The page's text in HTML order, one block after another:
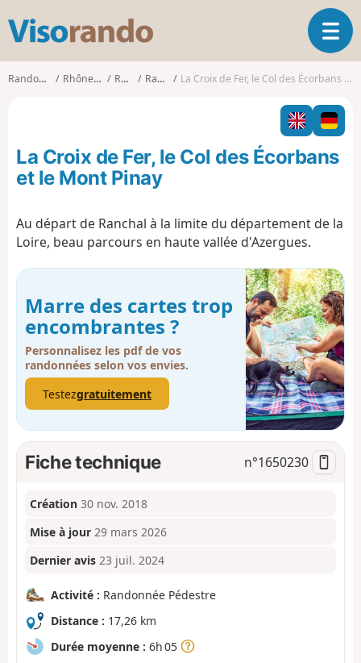
s
o
o
O
u
i
r
l
a
t
i
o
n
Randonnées Rhône-Alpes Rhône Ranchal La Croix de Fer, le Col des Écorbans et le Mont Pinay
La Croix de Fer, le Col des Écorbans
et le Mont Pinay
Au départ de Ranchal à la limite du département de la
Loire, beau parcours en haute vallée d'Azergues.
Marre des cartes trop
encombrantes ?
Personnalisez les pdf de vos
randonnées selon vos envies.
Testezgratuitement
Fiche technique n°1650230
Création 30 nov. 2018
Mise à jour 29 mars 2026
Dernier avis 23 juil. 2024
Activité : Randonnée Pédestre
Distance : 17,26 km
Durée moyenne : 6h 05